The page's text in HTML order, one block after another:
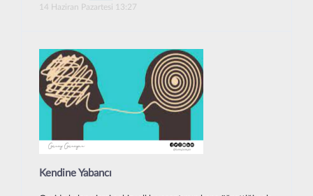
14 Haziran Pazartesi 13:27
Kendine Yabancı